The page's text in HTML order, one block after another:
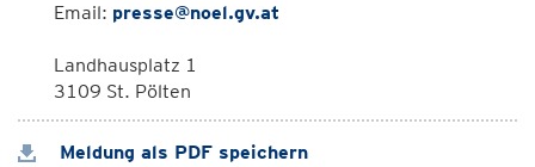
Email: presse@noel.gv.at
Landhausplatz 1
3109 St. Pölten
Meldung als PDF speichern